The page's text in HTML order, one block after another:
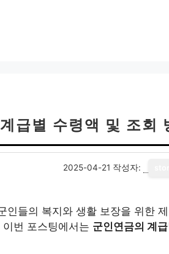
급별 수령액 및 조회
2025-04-21 작성자:
인들의 복지와 생활 보장을 위한
번 포스팅에서는 군인연금의 계